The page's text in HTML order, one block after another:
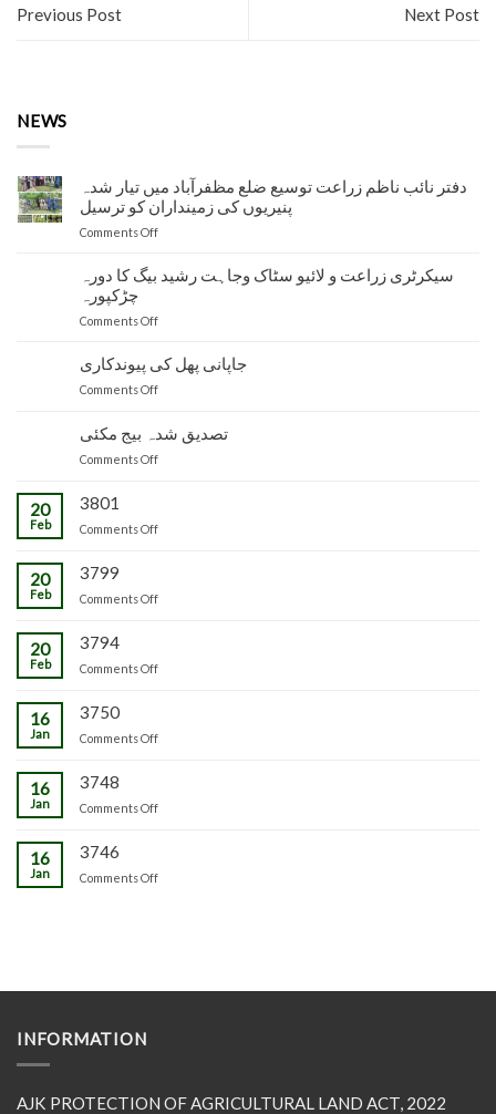
Previous Post Next Post
NEWS
دفتر نائب ناظم زراعت توسیع ضلع مظفرآباد میں تیار شدہ
پنیریوں کی زمینداران کو ترسیل
Comments Offon
ناظم
توسیع
مظفرآباد
پنیریوں
کی
سیکرٹری زراعت و لائیو سٹاک وجاہت رشید بیگ کا دورہ
چڑکپورہ
Comments Offon
زراعت
و
وجاہت
چڑکپورہ
جاپانی پھل کی پیوندکاری
Comments Offon
کی
پیوندکاری
تصدیق شدہ بیج مکئی
Comments Offon
مکئی
20
Feb
3801
Comments Offon
20
Feb
3799
Comments Offon
20
Feb
3794
Comments Offon
16
Jan
3750
Comments Offon
16
Jan
3748
Comments Offon
16
Jan
3746
Comments Offon
INFORMATION
AJK PROTECTION OF AGRICULTURAL LAND ACT, 2022